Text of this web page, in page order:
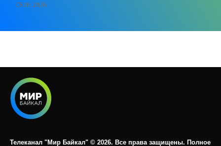
05.08.2026
Телеканал "Мир Байкал" © 2026. Все права защищены. Полное